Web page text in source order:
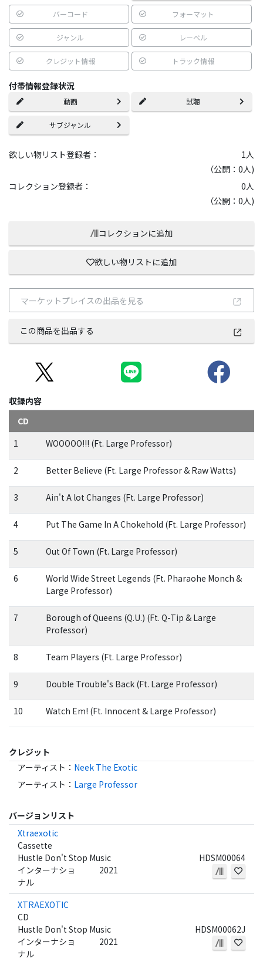
バーコード フォーマット
ジャンル レーベル
クレジット情報 トラック情報
付帯情報登録状況
動画 試聴
サブジャンル
欲しい物リスト登録者： 1人
（公開：0人)
コレクション登録者：
0人
（公開：0人)
コレクションに追加
欲しい物リストに追加
マーケットプレイスの出品を見る
この商品を出品する
収録内容
CD
1
WOOOOO!!! (Ft. Large Professor)
2 Better Believe (Ft. Large Professor & Raw Watts)
3 Ain't A lot Changes (Ft. Large Professor)
4 Put The Game In A Chokehold (Ft. Large Professor)
5 Out Of Town (Ft. Large Professor)
6
World Wide Street Legends (Ft. Pharaohe Monch &
Large Professor)
7
Borough of Queens (Q.U.) (Ft. Q-Tip & Large
Professor)
8 Team Players (Ft. Large Professor)
9 Double Trouble's Back (Ft. Large Professor)
10 Watch Em! (Ft. Innocent & Large Professor)
クレジット
アーティスト ： Neek The Exotic
アーティスト ： Large Professor
バージョンリスト
Xtraexotic
Cassette
Hustle Don't Stop Music
HDSM00064
インターナショ
ナル
2021
XTRAEXOTIC
CD
Hustle Don't Stop Music
HDSM00062J
インターナショ
ナル
2021